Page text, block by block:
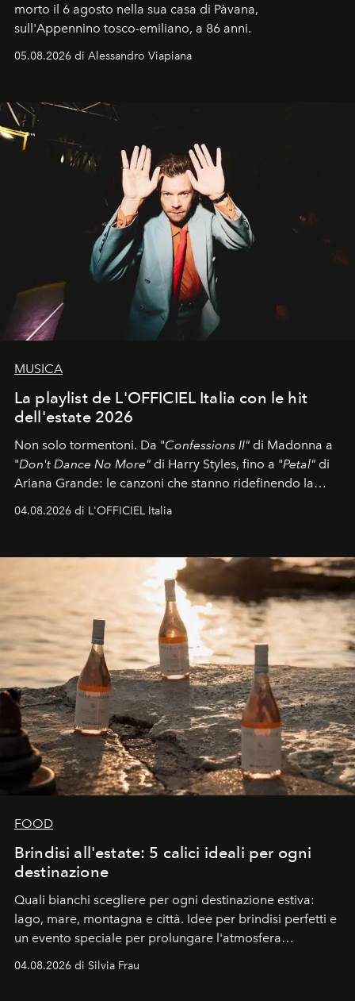
morto il 6 agosto nella sua casa di Pàvana,
sull'Appennino tosco-emiliano, a 86 anni.
05.08.2026 di Alessandro Viapiana
MUSICA
La playlist de L'OFFICIEL Italia con le hit
dell'estate 2026
Non solo tormentoni. Da "Confessions II" di Madonna a
"Don't Dance No More" di Harry Styles, fino a "Petal" di
Ariana Grande: le canzoni che stanno ridefinendo la
04.08.2026 di L'OFFICIEL Italia
FOOD
Brindisi all'estate: 5 calici ideali per ogni
destinazione
Quali bianchi scegliere per ogni destinazione estiva:
lago, mare, montagna e città. Idee per brindisi perfetti e
un evento speciale per prolungare l'atmosfera
04.08.2026 di Silvia Frau